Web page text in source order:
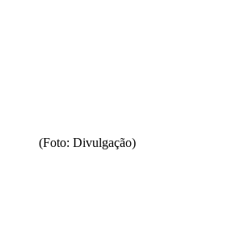
(Foto: Divulgação)